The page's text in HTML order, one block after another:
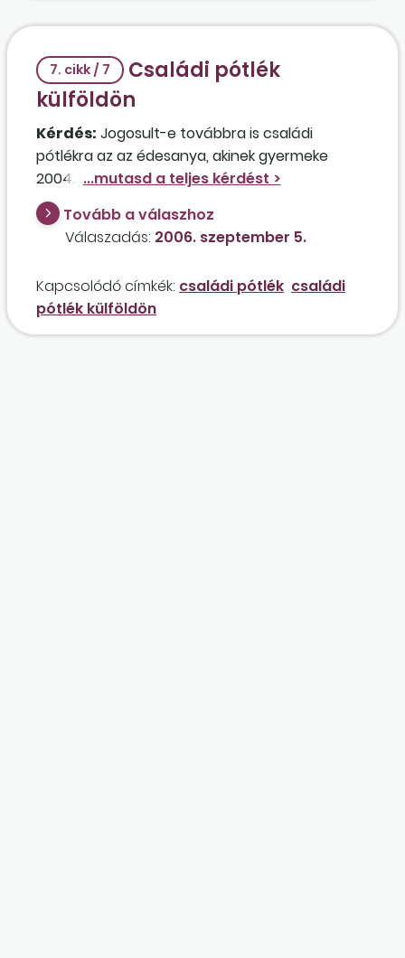
7. cikk / 7
Családi pótlék
külföldön
Kérdés: Jogosult-e továbbra is családi
pótlékra az az édesanya, akinek gyermeke
2004. január 4-én született, és férje külföldi
munkája miatt egy évet Görögországban
szándékszik tölteni gyermekével együtt?
Tovább a válaszhoz
Válaszadás: 2006. szeptember 5.
Kapcsolódó címkék: családi pótlék családi
pótlék külföldön